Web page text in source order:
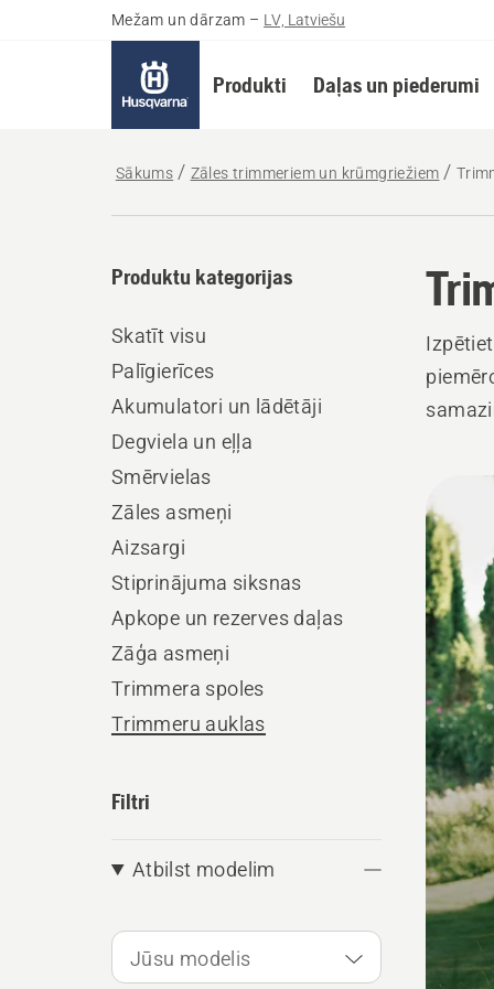
Mežam un dārzam – LV, Latviešu
Produkti Daļas un piederumi
Sākums Zāles trimmeriem un krūmgriežiem
Produktu kategorijas
Skatīt visu
Palīgierīces
Akumulatori un lādētāji
Degviela un eļļa
Smērvielas
Zāles asmeņi
Aizsargi
Stiprinājuma siksnas
Apkope un rezerves daļas
Zāģa asmeņi
Trimmera spoles
Trimmeru auklas
Filtri
Atbilst modelim
Jūsu modelis